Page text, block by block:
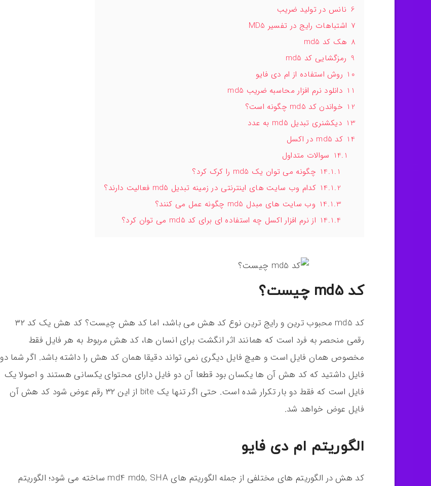
6 نانس در تولید ضریب
7 اشتباهات رایج در تفسیر MD5
8 هک کد md5
9 رمزگشایی کد md5
10 روش استفاده از ام دی فایو
11 دانلود نرم افزار محاسبه ضریب md5
12 خواندن کد md5 چگونه است؟
13 دیکشنری تبدیل md5 به عدد
14 کد md5 در اکسل
14.1 سوالات متداول
14.1.1 چگونه می توان یک md5 را کرک کرد؟
14.1.2 کدام وب سایت های اینترنتی در زمینه تبدیل md5 فعالیت دارند؟
14.1.3 وب سایت های مبدل md5 چگونه عمل می کنند؟
14.1.4 از نرم افزار اکسل چه استفاده ای برای کد md5 می توان کرد؟
کد md5 چیست؟
کد md5 محبوب ترین و رایج ترین نوع کد هش می باشد، اما کد هش چیست؟ کد هش یک کد ۳۲
رقمی منحصر به فرد است که همانند اثر انگشت برای انسان ها، کد هش مربوط به هر فایل فقط
مخصوص همان فایل است و هیچ فایل دیگری نمی تواند دقیقا همان کد هش را داشته باشد. اگر شما دو
فایل داشتید که کد هش آن ها یکسان بود قطعا آن دو فایل دارای محتوای یکسانی هستند و اصولا یک
فایل است که فقط دو بار تکرار شده است. حتی اگر تنها یک bite از این ۳۲ رقم عوض شود کد هش آن
فایل عوض خواهد شد.
الگوریتم ام دی فایو
کد هش در الگوریتم های مختلفی از جمله الگوریتم های md4 md5, SHA ساخته می شود؛ الگوریتم